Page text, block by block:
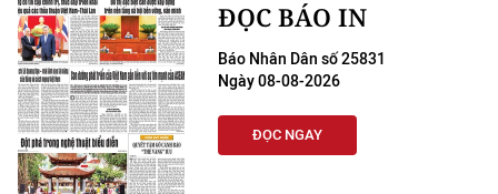
ĐỌC BÁO IN
Báo Nhân Dân số 25831
Ngày 08-08-2026
ĐỌC NGAY